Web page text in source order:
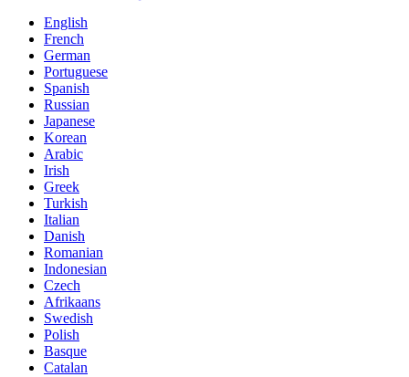
English
French
German
Portuguese
Spanish
Russian
Japanese
Korean
Arabic
Irish
Greek
Turkish
Italian
Danish
Romanian
Indonesian
Czech
Afrikaans
Swedish
Polish
Basque
Catalan